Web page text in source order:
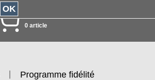
0 article
Programme fidélité
OK